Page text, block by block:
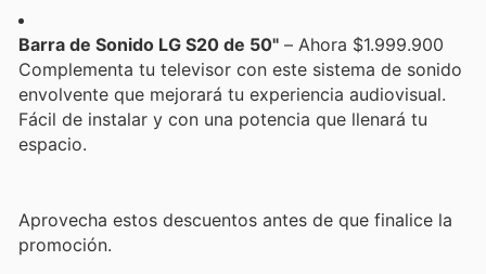
Barra de Sonido LG S20 de 50" – Ahora $1.999.900
Complementa tu televisor con este sistema de sonido
envolvente que mejorará tu experiencia audiovisual.
Fácil de instalar y con una potencia que llenará tu
espacio.
Aprovecha estos descuentos antes de que finalice la
promoción.